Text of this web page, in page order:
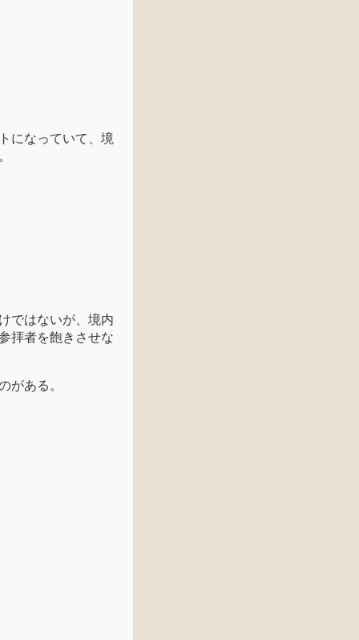
になっていて、境
ではないが、境内
拝者を飽きさせな
がある。